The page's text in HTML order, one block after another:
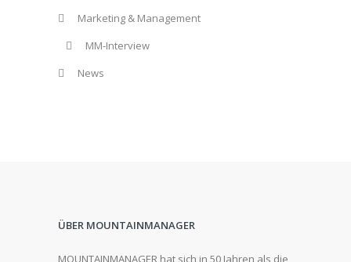
Marketing & Management
MM-Interview
News
ÜBER MOUNTAINMANAGER
MOUNTAINMANAGER hat sich in 50 Jahren als die